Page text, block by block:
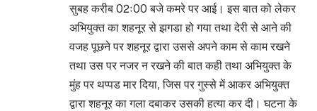
सुबह करीब 02ः00 बजे कमरे पर आई। इस बात को लेकर
अभियुक्त का शहनूर से झगडा हो गया तथा देरी से आने की
वजह पूछने पर शहनूर द्वारा उससे अपने काम से काम रखने
तथा उस पर नजर न रखने की बात कही तथा अभियुक्त के
मुंह पर थप्पड मार दिया, जिस पर गुस्से में आकर अभियुक्त
द्वारा शहनूर का गला दबाकर उसकी हत्या कर दी। घटना के